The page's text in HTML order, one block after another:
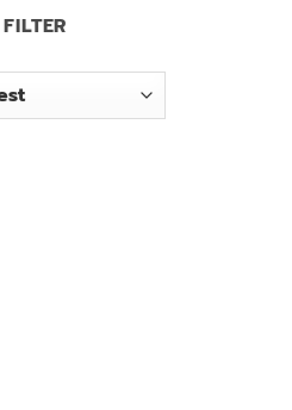
FILTER